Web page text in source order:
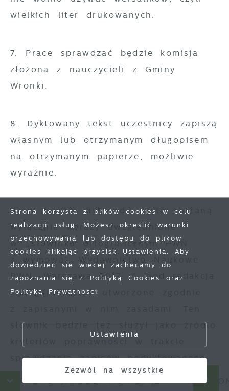
wielkich liter drukowanych.
7. Prace sprawdzać będzie komisja
złożona z nauczycieli z Gminy
Wronki.
8. Dyktowany tekst uczestnicy zapiszą
własnym lub otrzymanym długopisem
na otrzymanym papierze, możliwie
wyraźnie.
9. W tekście dyktanda użyte zostaną
wyłącznie wyrazy uwzględnione
w „Słowniku ortograficznym PWN
z wymową”, Wydawnictwo Naukowe
PWN, Warszawa 2017 r., pod redakcją
Lidii Drabik lub utworzone zgodnie
słownik będzie też służył jako źródło
sprawdzania zapisów podyktowanego
O JAKOŚCI POWIETRZA
Strona korzysta z plików cookies w celu
realizacji usług. Możesz określić warunki
przechowywania lub dostępu do plików
cookies klikając przycisk Ustawienia. Aby
dowiedzieć się więcej zachęcamy do
zapoznania się z Polityką Cookies oraz
Polityką Prywatności.
Ustawienia
Zezwól na wszystkie
Zapisz wybrane
Zezwól na wszystkie